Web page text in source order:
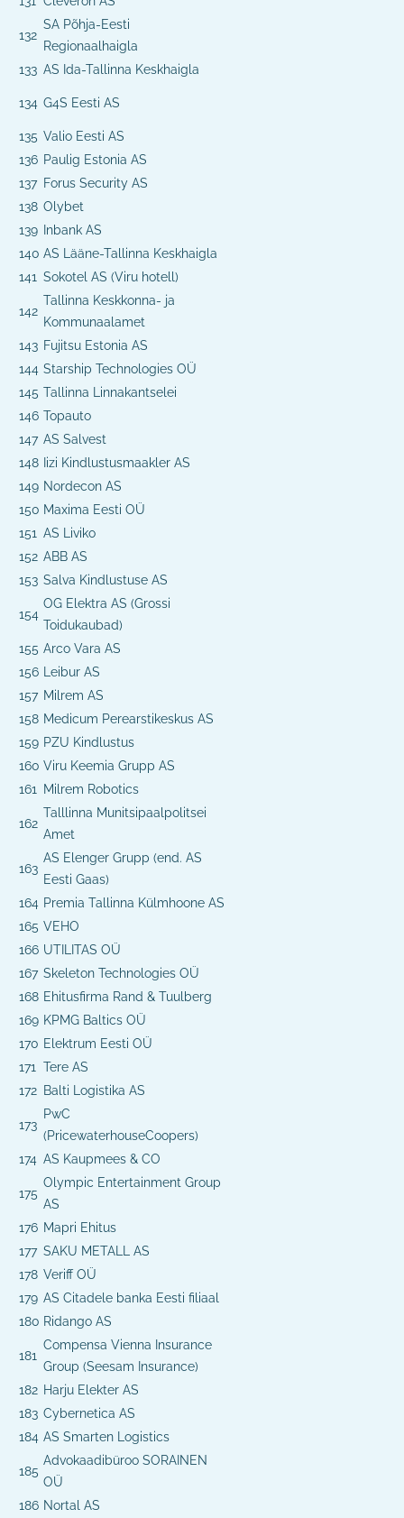
132
SA Põhja-Eesti
Regionaalhaigla
133 AS Ida-Tallinna Keskhaigla
134 G4S Eesti AS
135 Valio Eesti AS
136 Paulig Estonia AS
137 Forus Security AS
138 Olybet
139
Inbank AS
140 AS Lääne-Tallinna Keskhaigla
141 Sokotel AS (Viru hotell)
142
Tallinna Keskkonna- ja
Kommunaalamet
143 Fujitsu Estonia AS
144 Starship Technologies OÜ
145 Tallinna Linnakantselei
146 Topauto
147 AS Salvest
148 Iizi Kindlustusmaakler AS
149 Nordecon AS
150 Maxima Eesti OÜ
151 AS Liviko
152 ABB AS
153 Salva Kindlustuse AS
154
OG Elektra AS (Grossi
Toidukaubad)
155 Arco Vara AS
156
Leibur AS
157 Milrem AS
158 Medicum Perearstikeskus AS
159 PZU Kindlustus
160 Viru Keemia Grupp AS
161
Milrem Robotics
162
Talllinna Munitsipaalpolitsei
Amet
163
AS Elenger Grupp (end. AS
Eesti Gaas)
164 Premia Tallinna Külmhoone AS
165 VEHO
166 UTILITAS OÜ
167 Skeleton Technologies OÜ
168 Ehitusfirma Rand & Tuulberg
169 KPMG Baltics OÜ
170 Elektrum Eesti OÜ
171
Tere AS
172 Balti Logistika AS
173
PwC
(PricewaterhouseCoopers)
174 AS Kaupmees & CO
175
Olympic Entertainment Group
AS
176 Mapri Ehitus
177 SAKU METALL AS
178 Veriff OÜ
179 AS Citadele banka Eesti filiaal
180 Ridango AS
181
Compensa Vienna Insurance
Group (Seesam Insurance)
182 Harju Elekter AS
183 Cybernetica AS
184 AS Smarten Logistics
185
Advokaadibüroo SORAINEN
OÜ
186 Nortal AS